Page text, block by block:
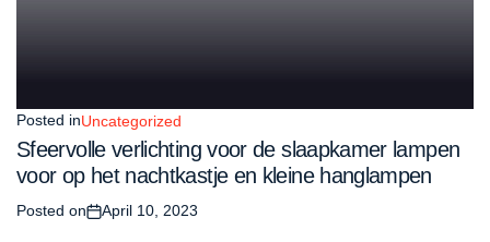
Posted inUncategorized
Sfeervolle verlichting voor de slaapkamer lampen
voor op het nachtkastje en kleine hanglampen
Posted on April 10, 2023